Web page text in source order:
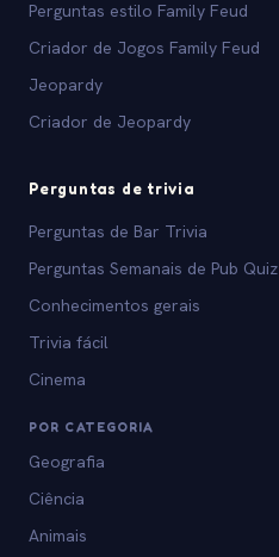
Perguntas estilo Family Feud
Criador de Jogos Family Feud
Jeopardy
Criador de Jeopardy
Perguntas de trivia
Perguntas de Bar Trivia
Perguntas Semanais de Pub Quiz
Conhecimentos gerais
Trivia fácil
Cinema
POR CATEGORIA
Geografia
Ciência
Animais